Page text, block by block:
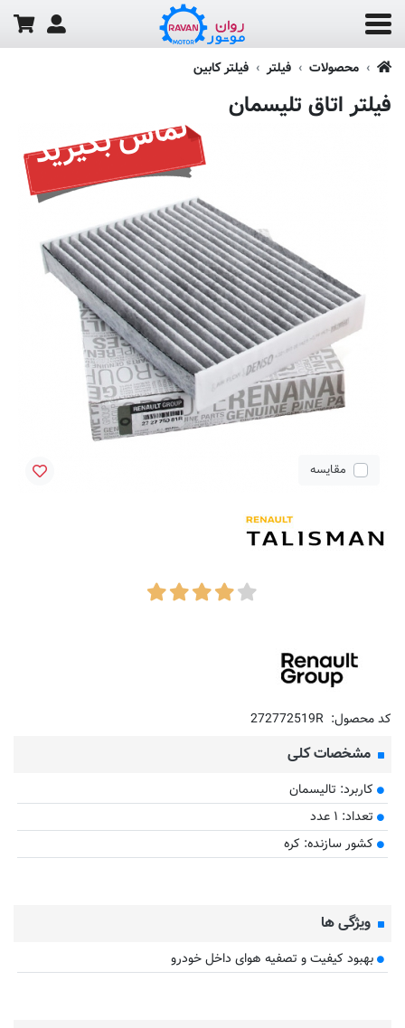
محصولات فیلتر فیلتر کابین
فیلتر اتاق تلیسمان
تماس بگیرید
مقایسه
کد محصول: 272772519R
مشخصات کلی
کاربرد: تالیسمان
تعداد: ۱ عدد
کشور سازنده: کره
ویژگی ها
بهبود کیفیت و تصفیه هوای داخل خودرو